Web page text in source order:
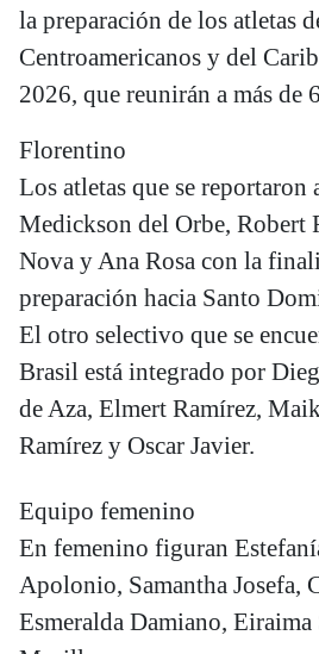
la preparación de los atletas
Centroamericanos y del
2026, que reunirán a más de
Florentino
Los atletas que se reportaron
Medickson del Orbe, Robert
Nova y Ana Rosa con la
preparación hacia Santo
El otro selectivo que se
Brasil está integrado por
de Aza, Elmert Ramírez,
Ramírez y Oscar Javier.
Equipo femenino
En femenino figuran
Apolonio, Samantha Josefa,
Esmeralda Damiano,